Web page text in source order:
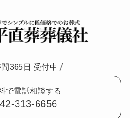
365日 受付中
で電話相談する
313-6656